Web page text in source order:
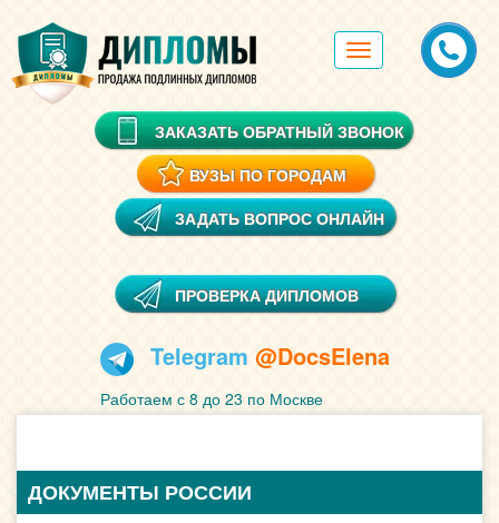
Toggle
navigation
ЗАКАЗАТЬ ОБРАТНЫЙ ЗВОНОК
ВУЗЫ ПО ГОРОДАМ
ЗАДАТЬ ВОПРОС ОНЛАЙН
ПРОВЕРКА ДИПЛОМОВ
Telegram @DocsElena
Работаем с 8 до 23 по Москве
ДОКУМЕНТЫ РОССИИ